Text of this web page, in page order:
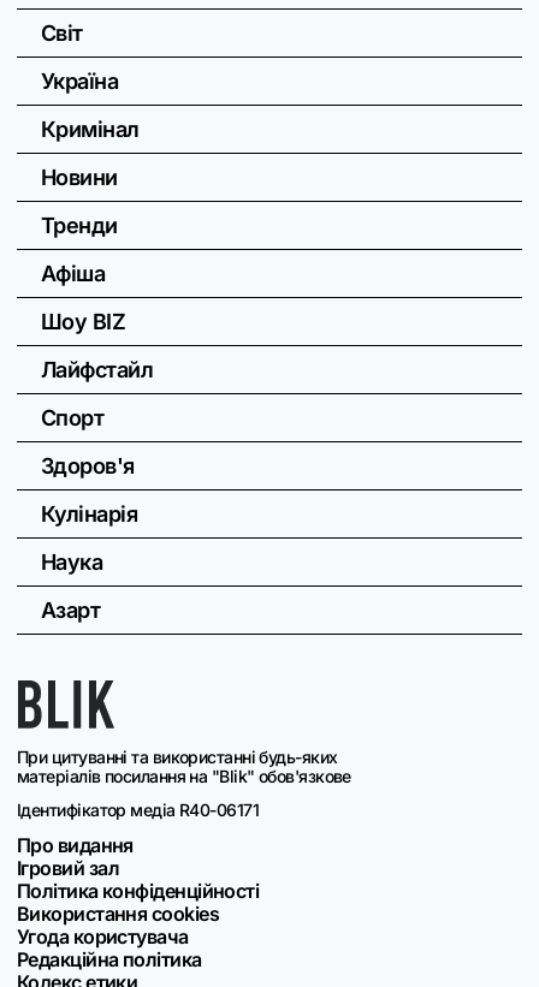
При цитуванні та використанні будь-яких
матеріалів посилання на "Blik" обов'язкове
Ідентифікатор медіа R40-06171
Про видання
Ігровий зал
Політика конфіденційності
Використання cookies
Угода користувача
Редакційна політика
Кодекс етики
Світ
Україна
Кримінал
Новини
Тренди
Афіша
Шоу BIZ
Лайфстайл
Спорт
Здоров'я
Кулінарія
Наука
Азарт